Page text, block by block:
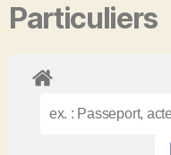
Particuliers